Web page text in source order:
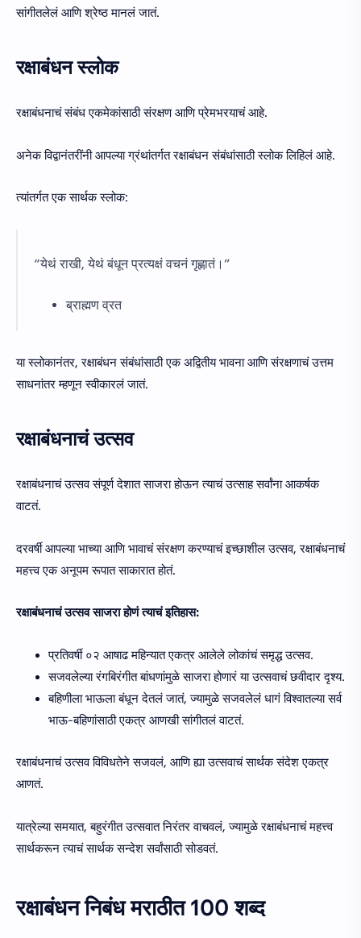
सांगीतलेलं आणि श्रेष्ठ मानलं जातं.
रक्षाबंधन स्लोक
रक्षाबंधनाचं संबंध एकमेकांसाठी संरक्षण आणि प्रेमभरयाचं आहे.
अनेक विद्वानंतरींनी आपल्या ग्रंथांतर्गत रक्षाबंधन संबंधांसाठी स्लोक लिहिलं आहे.
त्यांतर्गत एक सार्थक स्लोक:
“येथं राखी, येथं बंधून प्रत्यक्षं वचनं गृह्णातं।”
ब्राह्मण व्रत
या स्लोकानंतर, रक्षाबंधन संबंधांसाठी एक अद्वितीय भावना आणि संरक्षणाचं उत्तम
साधनांतर म्हणून स्वीकारलं जातं.
रक्षाबंधनाचं उत्सव
रक्षाबंधनाचं उत्सव संपूर्ण देशात साजरा होऊन त्याचं उत्साह सर्वांना आकर्षक
वाटतं.
दरवर्षी आपल्या भाच्या आणि भावाचं संरक्षण करण्याचं इच्छाशील उत्सव, रक्षाबंधनाचं
महत्त्व एक अनूपम रूपात साकारात होतं.
रक्षाबंधनाचं उत्सव साजरा होणं त्याचं इतिहास:
प्रतिवर्षी ०२ आषाढ महिन्यात एकत्र आलेले लोकांचं समृद्ध उत्सव.
सजवलेल्या रंगबिरंगीत बांधणांमुळे साजरा होणारं या उत्सवाचं छवीदार दृश्य.
बहिणीला भाऊला बंधून देतलं जातं, ज्यामुळे सजवलेलं धागं विश्वातल्या सर्व
भाऊ-बहिणांसाठी एकत्र आणखी सांगीतलं वाटतं.
रक्षाबंधनाचं उत्सव विविधतेने सजवलं, आणि ह्या उत्सवाचं सार्थक संदेश एकत्र
आणतं.
यात्रेल्या समयात, बहुरंगीत उत्सवात निरंतर वाचवलं, ज्यामुळे रक्षाबंधनाचं महत्त्व
सार्थकरून त्याचं सार्थक सन्देश सर्वांसाठी सोडवतं.
रक्षाबंधन निबंध मराठीत 100 शब्द